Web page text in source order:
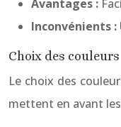
Avantages :
Inconvénients :
Choix des couleurs
Le choix des
mettent en avant